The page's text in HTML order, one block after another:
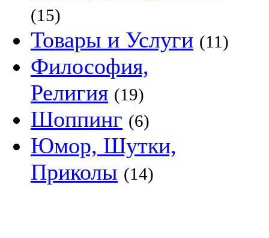
(15)
Товары и Услуги (11)
Философия,
Религия (19)
Шоппинг (6)
Юмор, Шутки,
Приколы (14)